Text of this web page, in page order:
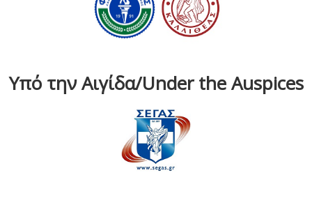
Υπό την Αιγίδα/Under the Auspices